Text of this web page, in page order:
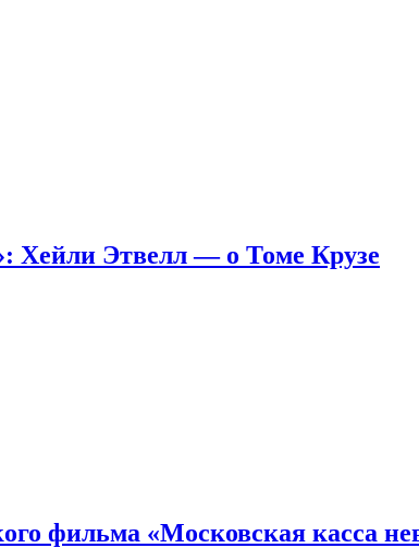
Хейли Этвелл — о Томе Крузе
фильма «Московская касса